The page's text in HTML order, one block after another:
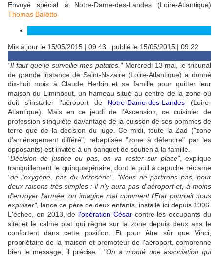
Envoyé spécial à Notre-Dame-des-Landes (Loire-Atlantique)
Thomas Baïetto
Mis à jour le 15/05/2015 | 09:43 , publié le 15/05/2015 | 09:22
"Il faut que je surveille mes patates."Mercredi 13 mai, le tribunal
de grande instance de Saint-Nazaire (Loire-Atlantique) a donné
dix-huit mois à Claude Herbin et sa famille pour quitter leur
maison du Liminbout, un hameau situé au centre de la zone où
doit s'installer l'aéroport de Notre-Dame-des-Landes (Loire-
Atlantique). Mais en ce jeudi de l'Ascension, ce cuisinier de
profession s'inquiète davantage de la cuisson de ses pommes de
terre que de la décision du juge. Ce midi, toute la Zad ("zone
d'aménagement différé", rebaptisée "zone à défendre" par les
opposants) est invitée à un banquet de soutien à la famille.
"Décision de justice ou pas, on va rester sur place", explique
tranquillement le quinquagénaire, dont le pull à capuche réclame
"de l'oxygène, pas du kérosène". "Nous ne partirons pas, pour
deux raisons très simples : il n'y aura pas d'aéroport et, à moins
d'envoyer l'armée, on imagine mal comment l'Etat pourrait nous
expulser", lance ce père de deux enfants, installé ici depuis 1996.
L'échec, en 2013, de l'opération Césarcontre les occupants du
site et le calme plat qui règne sur la zone depuis deux ans le
confortent dans cette position. Et pour être sûr que Vinci,
propriétaire de la maison et promoteur de l'aéroport, comprenne
bien le message, il précise : "On a monté une association qui